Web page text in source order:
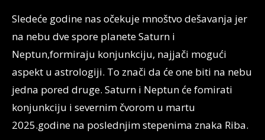
Sledeće godine nas očekuje mnoštvo dešavanja jer
na nebu dve spore planete Saturn i
Neptun,formiraju konjunkciju, najjači mogući
aspekt u astrologiji. To znači da će one biti na nebu
jedna pored druge. Saturn i Neptun će fomirati
konjunkciju i severnim čvorom u martu
2025.godine na poslednjim stepenima znaka Riba.